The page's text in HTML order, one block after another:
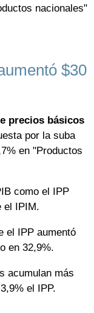
nacionales"
$30
precios básicos
por la suba
en "Productos
como el IPP
el IPIM.
el IPP aumentó
en 32,9%.
acumulan más
el IPP.